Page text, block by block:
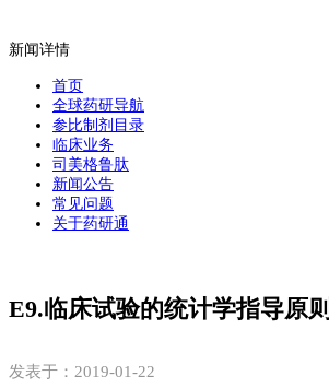
新闻详情
首页
全球药研导航
参比制剂目录
临床业务
司美格鲁肽
新闻公告
常见问题
关于药研通
E9.临床试验的统计学指导原则
发表于：2019-01-22